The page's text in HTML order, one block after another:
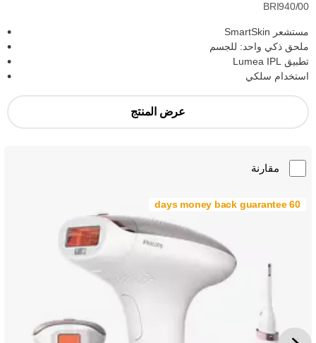
BRI940/00
مستشعر SmartSkin
ملحق ذكي واحد: للجسم
تطبيق Lumea IPL
استخدام سلكي
عرض المنتج
مقارنة
60 days money back guarantee